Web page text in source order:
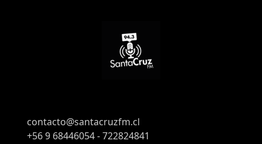
contacto@santacruzfm.cl
+56 9 68446054 - 722824841